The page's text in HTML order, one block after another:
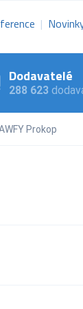
Dodavatelé
288 623
Prokop